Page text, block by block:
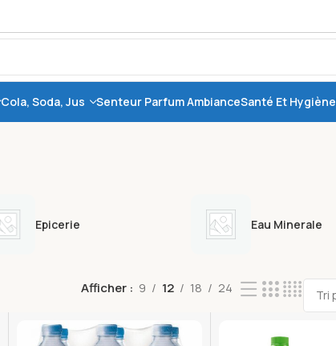
Cola, Soda, Jus Senteur Parfum AmbianceSanté Et Hygiène
Epicerie Eau Minerale
Afficher 9 12 18 24